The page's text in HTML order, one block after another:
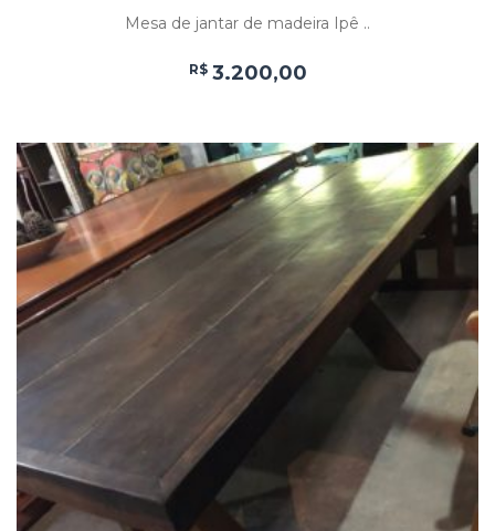
Mesa de jantar de madeira Ipê ..
R$ 3.200,00